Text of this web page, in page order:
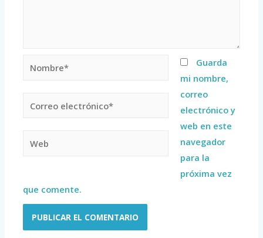
Guarda
mi nombre,
correo
electrónico y
web en este
navegador
para la
próxima vez
que comente.